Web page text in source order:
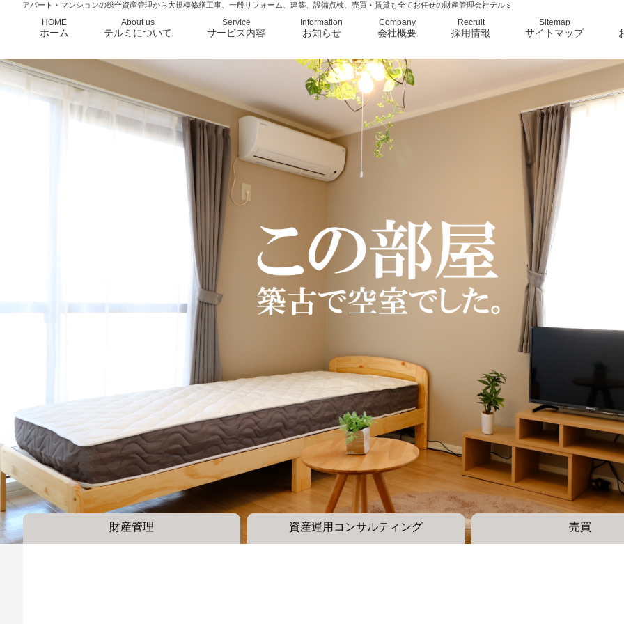
アパート・マンションの総合資産管理から大規模修繕工事、一般リフォーム、建築、設備点検、売買・賃貸も全てお任せの財産管理会社テルミ
HOME
ホーム
About us
テルミについて
Service
サービス内容
Information
お知らせ
Company
会社概要
Recruit
採用情報
Sitemap
サイトマップ
財産管理 資産運用コンサルティング 売買